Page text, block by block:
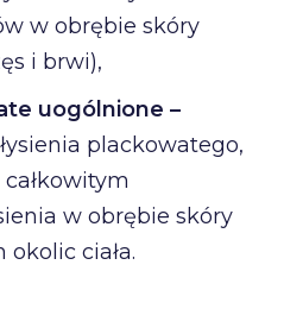
w obrębie skóry
i brwi),
uogólnione –
plackowatego,
w obrębie skóry
okolic ciała.